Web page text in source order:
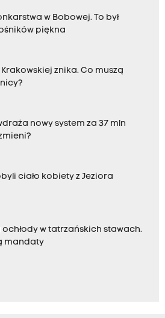
w Bobowej. To był
piękna
znika. Co muszą
nowy system za 37 mln
ciało kobiety z Jeziora
ochłody w tatrzańskich stawach.
mandaty